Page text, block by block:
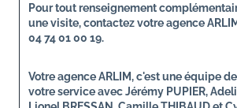
Pour tout renseignement
une visite, contactez votre agence
04 74 01 00 19.
Votre agence ARLIM, c'est une équipe
votre service avec Jérémy PUPIER,